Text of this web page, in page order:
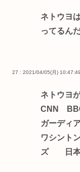
ネトウヨ
ってるん
27 : 2021/04/05(月)
ネトウヨ
CNN
ガーディ
ワシント
ズ 日本